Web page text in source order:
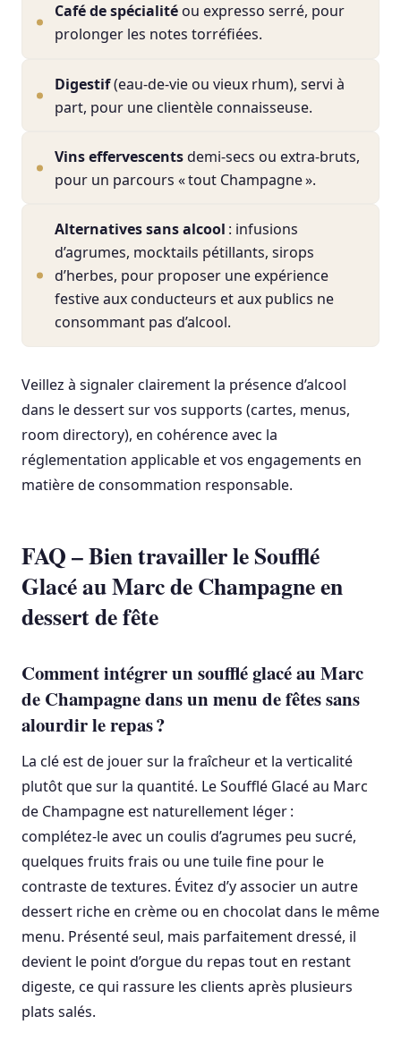
Café de spécialité ou expresso serré, pour
prolonger les notes torréfiées.
Digestif(eau‑de‑vie ou vieux rhum), servi à
part, pour une clientèle connaisseuse.
Vins effervescentsdemi‑secs ou extra‑bruts,
pour un parcours « tout Champagne ».
Alternatives sans alcool : infusions
d’agrumes, mocktails pétillants, sirops
d’herbes, pour proposer une expérience
festive aux conducteurs et aux publics ne
consommant pas d’alcool.
Veillez à signaler clairement la présence d’alcool
dans le dessert sur vos supports (cartes, menus,
room directory), en cohérence avec la
réglementation applicable et vos engagements en
matière de consommation responsable.
FAQ – Bien travailler le Soufflé
Glacé au Marc de Champagne en
dessert de fête
Comment intégrer un soufflé glacé au Marc
de Champagne dans un menu de fêtes sans
alourdir le repas ?
La clé est de jouer sur la fraîcheur et la verticalité
plutôt que sur la quantité. Le Soufflé Glacé au Marc
de Champagne est naturellement léger :
complétez‑le avec un coulis d’agrumes peu sucré,
quelques fruits frais ou une tuile fine pour le
contraste de textures. Évitez d’y associer un autre
dessert riche en crème ou en chocolat dans le même
menu. Présenté seul, mais parfaitement dressé, il
devient le point d’orgue du repas tout en restant
digeste, ce qui rassure les clients après plusieurs
plats salés.